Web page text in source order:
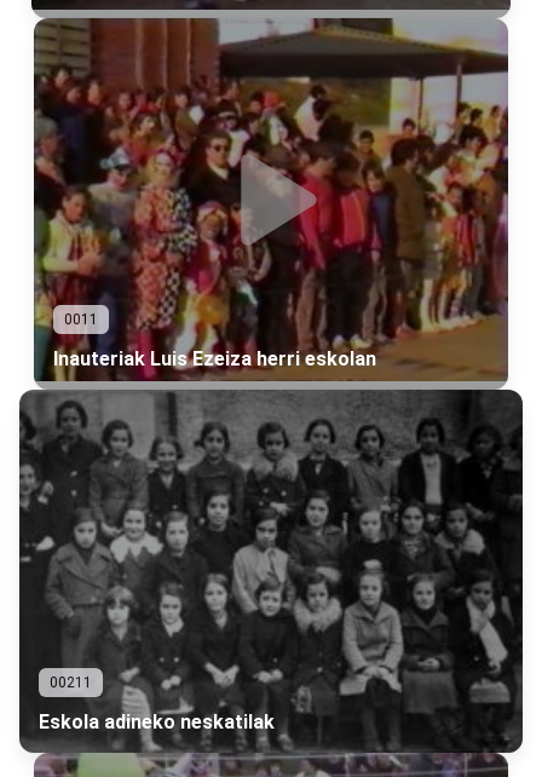
0011
Inauteriak Luis Ezeiza herri eskolan
00211
Eskola adineko neskatilak